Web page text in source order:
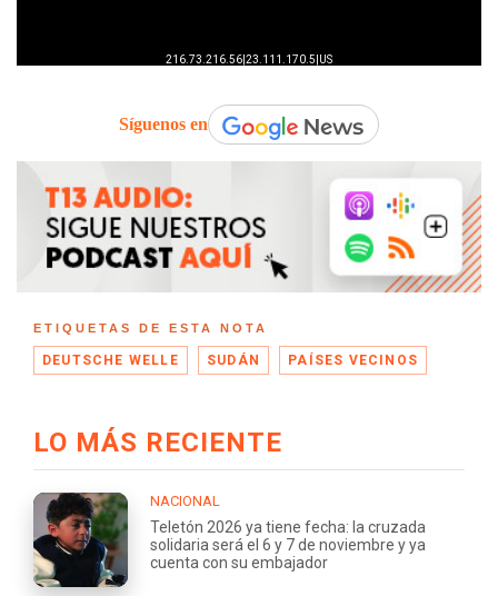
Síguenos en
ETIQUETAS DE ESTA NOTA
DEUTSCHE WELLE SUDÁN PAÍSES VECINOS
LO MÁS RECIENTE
NACIONAL
Teletón 2026 ya tiene fecha: la cruzada
solidaria será el 6 y 7 de noviembre y ya
cuenta con su embajador